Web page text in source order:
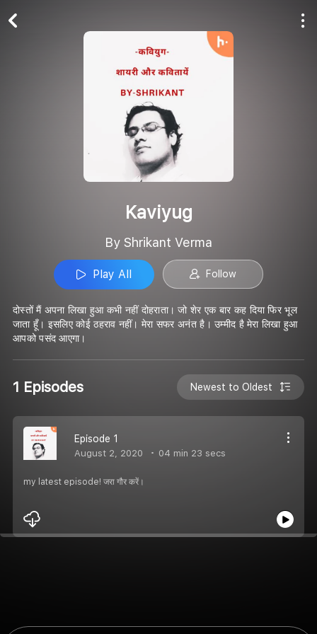
Kaviyug
By Shrikant Verma
Play All Follow
दोस्तों मैं अपना लिखा हुआ कभी नहीं दोहराता। जो शेर एक बार कह दिया फिर भूल
जाता हूँ। इसलिए कोई ठहराव नहीं। मेरा सफर अनंत है। उम्मीद है मेरा लिखा हुआ
आपको पसंद आएगा।
1 Episodes Newest to Oldest
Episode 1
August 2, 2020 04 min 23 secs
my latest episode! जरा गौर करें।